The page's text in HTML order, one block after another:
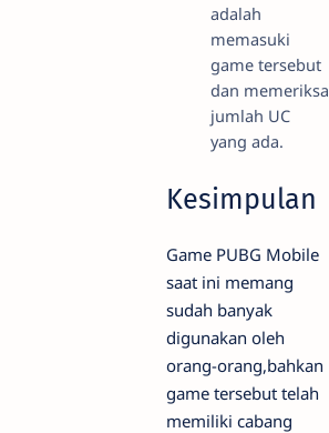
adalah
memasuki
game tersebut
dan memeriksa
jumlah UC
yang ada.
Kesimpulan
Game PUBG Mobile
saat ini memang
sudah banyak
digunakan oleh
orang-orang,bahkan
game tersebut telah
memiliki cabang